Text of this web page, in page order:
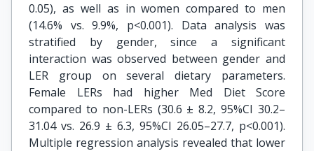
0.05), as well as in women compared to men
(14.6% vs. 9.9%, p<0.001). Data analysis was
stratified by gender, since a significant
interaction was observed between gender and
LER group on several dietary parameters.
Female LERs had higher Med Diet Score
compared to non-LERs (30.6 ± 8.2, 95%CI 30.2–
31.04 vs. 26.9 ± 6.3, 95%CI 26.05–27.7, p<0.001).
Multiple regression analysis revealed that lower